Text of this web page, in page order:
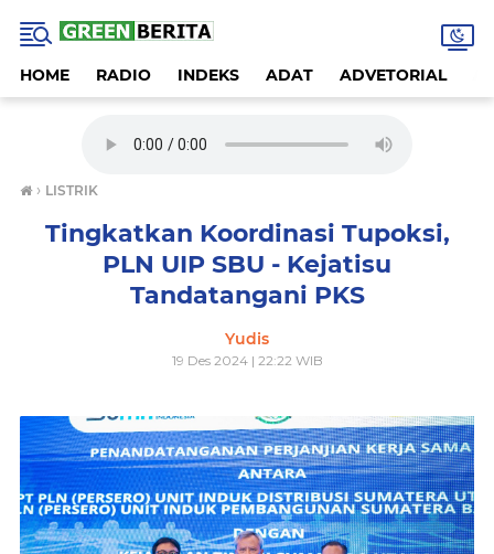
HOME RADIO INDEKS ADAT ADVETORIAL
› LISTRIK
Tingkatkan Koordinasi Tupoksi,
PLN UIP SBU - Kejatisu
Tandatangani PKS
Yudis
19 Des 2024 | 22:22 WIB